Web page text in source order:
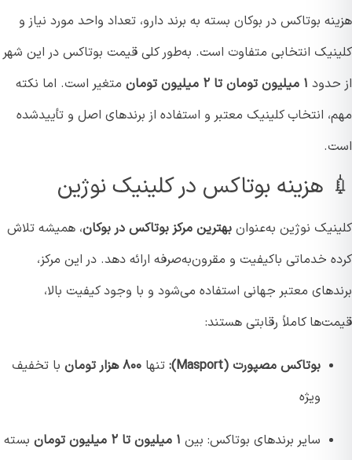
بوتاکس در بوکان بسته به برند دارو، تعداد واحد مورد نیاز و
انتخابی متفاوت است. به‌طور کلی قیمت بوتاکس در این شهر
۱ میلیون تومان تا ۲ میلیون تومان
متغیر است. اما نکته
انتخاب کلینیک معتبر و استفاده از برندهای اصل و تأییدشده
هزینه بوتاکس در کلینیک نوژین
نوژین به‌عنوانبهترین مرکز بوتاکس در بوکان، همیشه تلاش
خدماتی باکیفیت و مقرون‌به‌صرفه ارائه دهد. در این مرکز،
معتبر جهانی استفاده می‌شود و با وجود کیفیت بالا،
کاملاً رقابتی هستند:
بوتاکس مصپورت (Masport): تنها۸۰۰ هزار تومان
با تخفیف
ویژه
سایر برندهای بوتاکس: بین۱ میلیون تا ۲ میلیون تومان
بسته